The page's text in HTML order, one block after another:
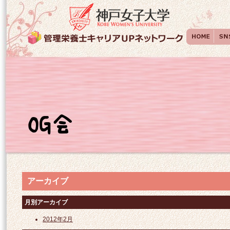
アーカイブ
月別アーカイブ
2012年2月